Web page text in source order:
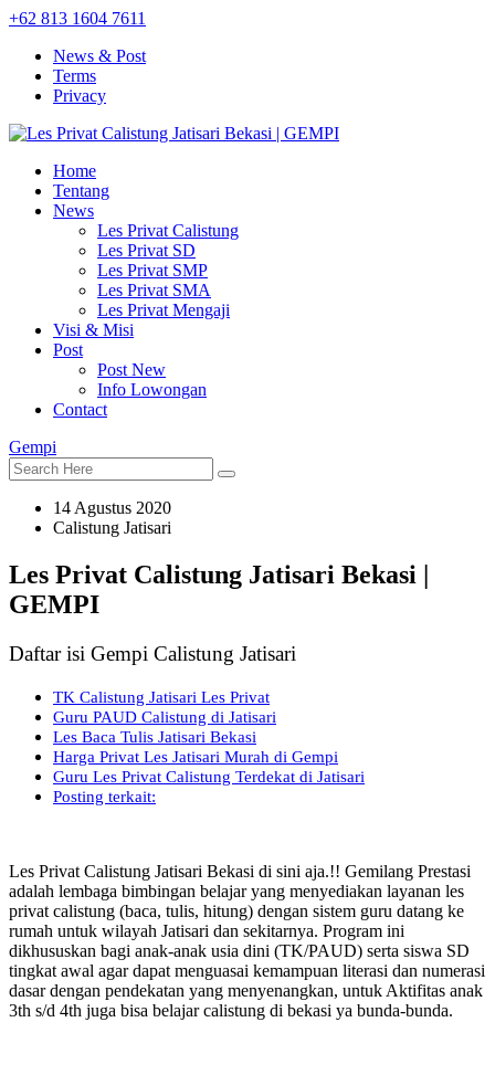
+62 813 1604 7611
News & Post
Terms
Privacy
Home
Tentang
News
Les Privat Calistung
Les Privat SD
Les Privat SMP
Les Privat SMA
Les Privat Mengaji
Visi & Misi
Post
Post New
Info Lowongan
Contact
Gempi
14 Agustus 2020
Calistung Jatisari
Les Privat Calistung Jatisari Bekasi |
GEMPI
Daftar isi Gempi Calistung Jatisari
TK Calistung Jatisari Les Privat
Guru PAUD Calistung di Jatisari
Les Baca Tulis Jatisari Bekasi
Harga Privat Les Jatisari Murah di Gempi
Guru Les Privat Calistung Terdekat di Jatisari
Posting terkait:
Les Privat Calistung Jatisari Bekasi di sini aja.!! Gemilang Prestasi
adalah lembaga bimbingan belajar yang menyediakan layanan les
privat calistung (baca, tulis, hitung) dengan sistem guru datang ke
rumah untuk wilayah Jatisari dan sekitarnya. Program ini
dikhususkan bagi anak-anak usia dini (TK/PAUD) serta siswa SD
tingkat awal agar dapat menguasai kemampuan literasi dan numerasi
dasar dengan pendekatan yang menyenangkan, untuk Aktifitas anak
3th s/d 4th juga bisa belajar calistung di bekasi ya bunda-bunda.